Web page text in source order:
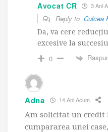
Avocat CR 3 Ani
Reply to Culcea
Da, va cere
excesive la
0
Adna 14 Ani Acum
Am solicitat un credit
cumpararea unei